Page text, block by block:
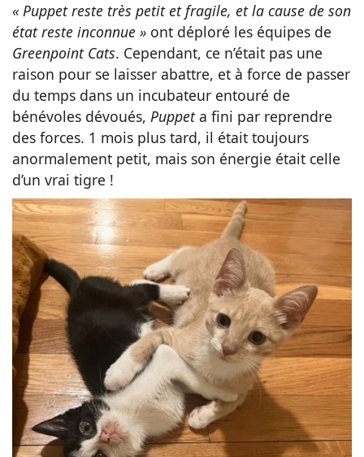
« Puppet reste très petit et fragile, et la cause de son
état reste inconnue » ont déploré les équipes de
Greenpoint Cats. Cependant, ce n’était pas une
raison pour se laisser abattre, et à force de passer
du temps dans un incubateur entouré de
bénévoles dévoués, Puppeta fini par reprendre
des forces. 1 mois plus tard, il était toujours
anormalement petit, mais son énergie était celle
d’un vrai tigre !